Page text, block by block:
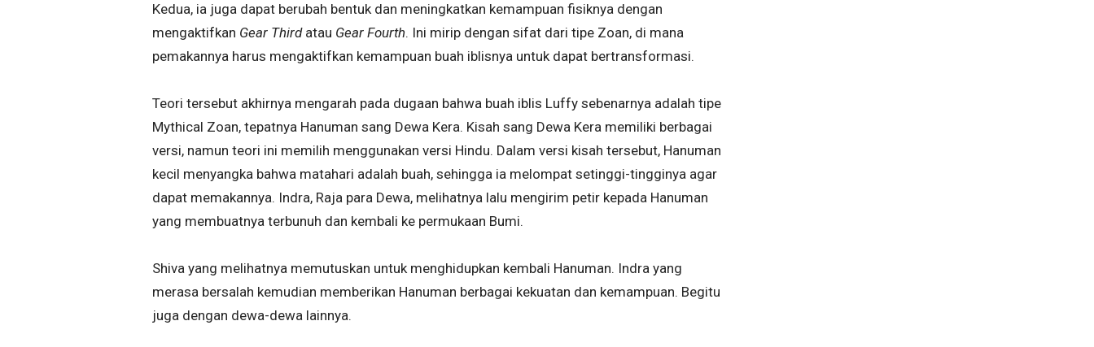
Kedua, ia juga dapat berubah bentuk dan meningkatkan kemampuan fisiknya dengan
mengaktifkan Gear Third atau Gear Fourth. Ini mirip dengan sifat dari tipe Zoan, di mana
pemakannya harus mengaktifkan kemampuan buah iblisnya untuk dapat bertransformasi.
Teori tersebut akhirnya mengarah pada dugaan bahwa buah iblis Luffy sebenarnya adalah tipe
Mythical Zoan, tepatnya Hanuman sang Dewa Kera. Kisah sang Dewa Kera memiliki berbagai
versi, namun teori ini memilih menggunakan versi Hindu. Dalam versi kisah tersebut, Hanuman
kecil menyangka bahwa matahari adalah buah, sehingga ia melompat setinggi-tingginya agar
dapat memakannya. Indra, Raja para Dewa, melihatnya lalu mengirim petir kepada Hanuman
yang membuatnya terbunuh dan kembali ke permukaan Bumi.
Shiva yang melihatnya memutuskan untuk menghidupkan kembali Hanuman. Indra yang
merasa bersalah kemudian memberikan Hanuman berbagai kekuatan dan kemampuan. Begitu
juga dengan dewa-dewa lainnya.